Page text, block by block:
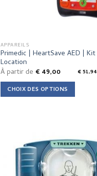
APPAREILS
Primedic | HeartSave AED | Kit
Location
À partir de €49,00 €51,94
CHOIX DES OPTIONS
variants.
options